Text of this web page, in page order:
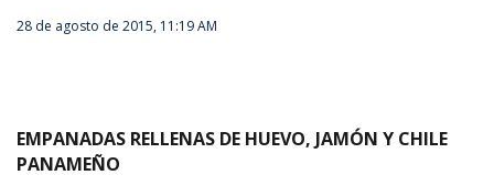
28 de agosto de 2015, 11:19 AM
EMPANADAS RELLENAS DE HUEVO, JAMÓN Y CHILE
PANAMEÑO